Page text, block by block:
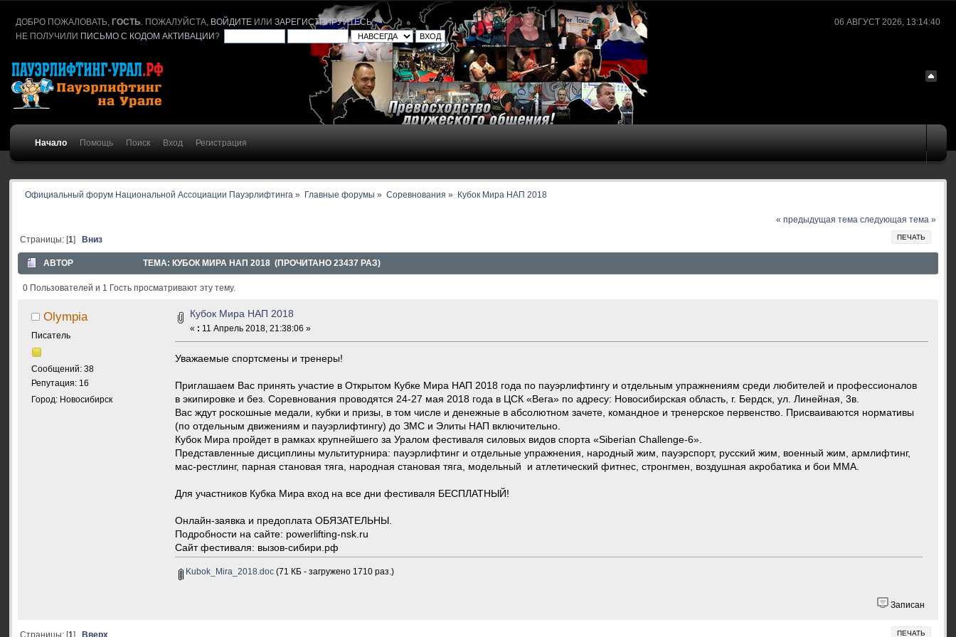
06 АВГУСТ 2026, 13:14:40
ДОБРО ПОЖАЛОВАТЬ, ГОСТЬ. ПОЖАЛУЙСТА, ВОЙДИТЕИЛИ ЗАРЕГИСТРИРУЙТЕСЬ.
НЕ ПОЛУЧИЛИ ПИСЬМО С КОДОМ АКТИВАЦИИ?
Начало Помощь Поиск Вход Регистрация
Официальный форум Национальной Ассоциации Пауэрлифтинга » Главные форумы » Соревнования » Кубок Мира НАП 2018
« предыдущая тема следующая тема »
ПЕЧАТЬ
Страницы: [1] Вниз
АВТОР ТЕМА: КУБОК МИРА НАП 2018 (ПРОЧИТАНО 23437 РАЗ)
0 Пользователей и 1 Гость просматривают эту тему.
Olympia
Писатель
Сообщений: 38
Репутация: 16
Город: Новосибирск
Кубок Мира НАП 2018
« : 11 Апрель 2018, 21:38:06 »
Уважаемые спортсмены и тренеры!
Приглашаем Вас принять участие в Открытом Кубке Мира НАП 2018 года по пауэрлифтингу и отдельным упражнениям среди любителей и профессионалов
в экипировке и без. Соревнования проводятся 24-27 мая 2018 года в ЦСК «Вега» по адресу: Новосибирская область, г. Бердск, ул. Линейная, 3в.
Вас ждут роскошные медали, кубки и призы, в том числе и денежные в абсолютном зачете, командное и тренерское первенство. Присваиваются нормативы
(по отдельным движениям и пауэрлифтингу) до ЗМС и Элиты НАП включительно.
Кубок Мира пройдет в рамках крупнейшего за Уралом фестиваля силовых видов спорта «Siberian Challenge-6».
Представленные дисциплины мультитурнира: пауэрлифтинг и отдельные упражнения, народный жим, пауэрспорт, русский жим, военный жим, армлифтинг,
мас-рестлинг, парная становая тяга, народная становая тяга, модельный и атлетический фитнес, стронгмен, воздушная акробатика и бои MMA.
Для участников Кубка Мира вход на все дни фестиваля БЕСПЛАТНЫЙ!
Онлайн-заявка и предоплата ОБЯЗАТЕЛЬНЫ.
Подробности на сайте: powerlifting-nsk.ru
Сайт фестиваля: вызов-сибири.рф
Kubok_Mira_2018.doc (71 КБ - загружено 1710 раз.)
Записан
ПЕЧАТЬ
Страницы: [1] Вверх